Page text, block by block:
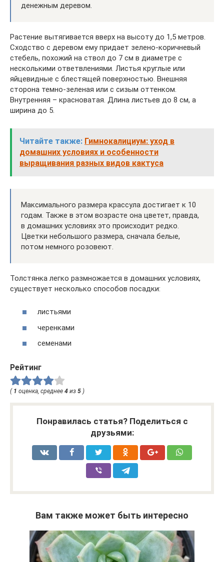
денежным деревом.
Растение вытягивается вверх на высоту до 1,5 метров.
Сходство с деревом ему придает зелено-коричневый
стебель, похожий на ствол до 7 см в диаметре с
несколькими ответвлениями. Листья круглые или
яйцевидные с блестящей поверхностью. Внешняя
сторона темно-зеленая или с сизым оттенком.
Внутренняя – красноватая. Длина листьев до 8 см, а
ширина до 5.
Читайте также: Гимнокалициум: уход в
домашних условиях и особенности
выращивания разных видов кактуса
Максимального размера крассула достигает к 10
годам. Также в этом возрасте она цветет, правда,
в домашних условиях это происходит редко.
Цветки небольшого размера, сначала белые,
потом немного розовеют.
Толстянка легко размножается в домашних условиях,
существует несколько способов посадки:
листьями
черенками
семенами
Рейтинг
( 1 оценка, среднее 4 из 5 )
Понравилась статья? Поделиться с
друзьями:
Вам также может быть интересно